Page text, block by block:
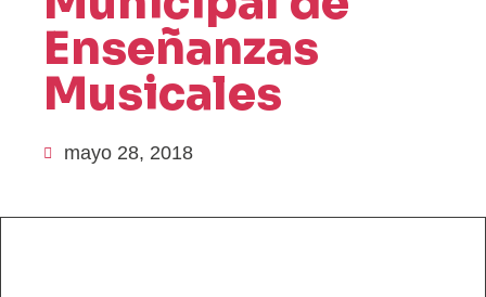
Enseñanzas
Musicales
mayo 28, 2018